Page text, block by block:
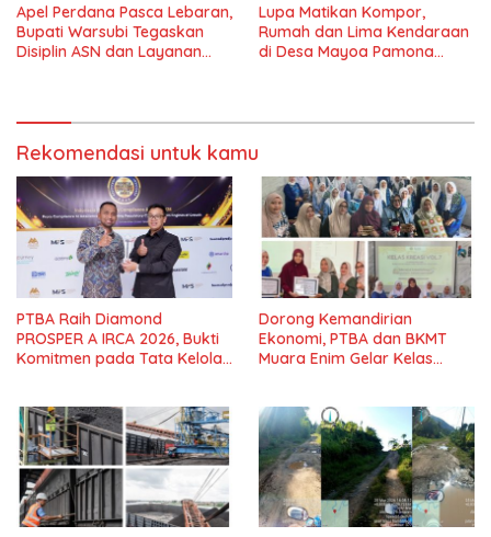
Apel Perdana Pasca Lebaran,
Bupati Warsubi Tegaskan
Disiplin ASN dan Layanan
Lupa Matikan Kompor,
Rumah dan Lima Kendaraan
di Desa Mayoa Pamona
Rekomendasi untuk kamu
PTBA Raih Diamond
PROSPER A IRCA 2026, Bukti
Komitmen pada Tata Kelola
Dorong Kemandirian
Ekonomi, PTBA dan BKMT
Muara Enim Gelar Kelas